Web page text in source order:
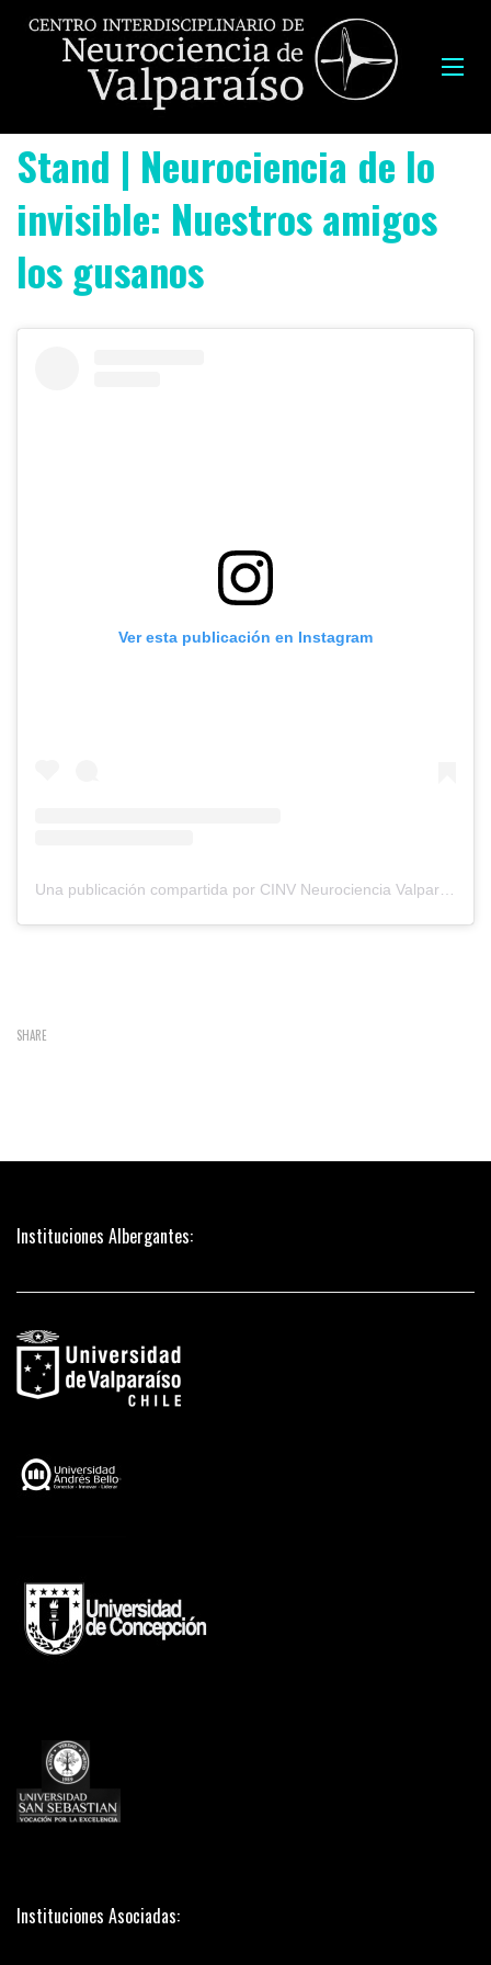
Stand | Neurociencia de lo
invisible: Nuestros amigos
los gusanos
Ver esta publicación en Instagram
Una publicación compartida por CINV Neurociencia Valparaíso (@cinvalparaiso)
SHARE
Instituciones Albergantes:
Instituciones Asociadas: